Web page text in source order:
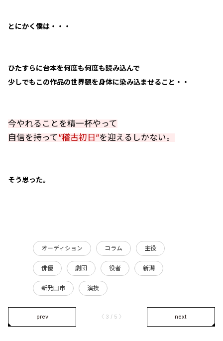
とにかく僕は・・・
ひたすらに台本を何度も何度も読み込んで
少しでもこの作品の世界観を身体に染み込ませること・・
今やれることを精一杯やって
自信を持って”稽古初日”を迎えるしかない。
そう思った。
オーディション コラム 主役
俳優 劇団 役者 新潟
新発田市 演技
prev 〈 3 / 5 〉 next